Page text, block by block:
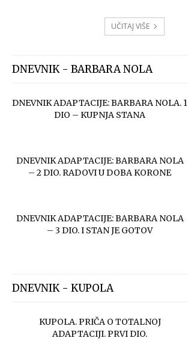
UČITAJ VIŠE
DNEVNIK - BARBARA NOLA
DNEVNIK ADAPTACIJE: BARBARA NOLA. 1
DIO – KUPNJA STANA
DNEVNIK ADAPTACIJE: BARBARA NOLA
– 2 DIO. RADOVI U DOBA KORONE
DNEVNIK ADAPTACIJE: BARBARA NOLA
– 3 DIO. I STAN JE GOTOV
DNEVNIK - KUPOLA
KUPOLA. PRIČA O TOTALNOJ
ADAPTACIJI. PRVI DIO.